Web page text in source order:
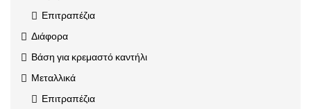
Επιτραπέζια
Διάφορα
Βάση για κρεμαστό καντήλι
Μεταλλικά
Επιτραπέζια